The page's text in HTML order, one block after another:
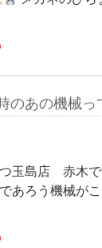
のあの機械っ
玉島店 赤木で
あろう機械が